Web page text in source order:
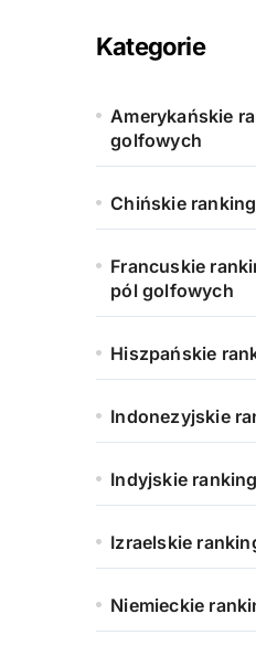
Kategorie
Amerykańskie
golfowych
Chińskie
Francuskie
pól golfowych
Hiszpańskie
Indonezyjskie
Indyjskie
Izraelskie
Niemieckie